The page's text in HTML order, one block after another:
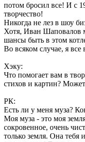
потом бросил все! И с
творчество!
Никогда не лез в шоу
Хотя, Иван Шаповалов
шансы быть в этом
Во всяком случае, я
Хэку:
Что помогает вам в
стихов и картин?
РК:
Есть ли у меня муза?
Моя муза - это моя
сокровенное, очень
только земля. Она тебя